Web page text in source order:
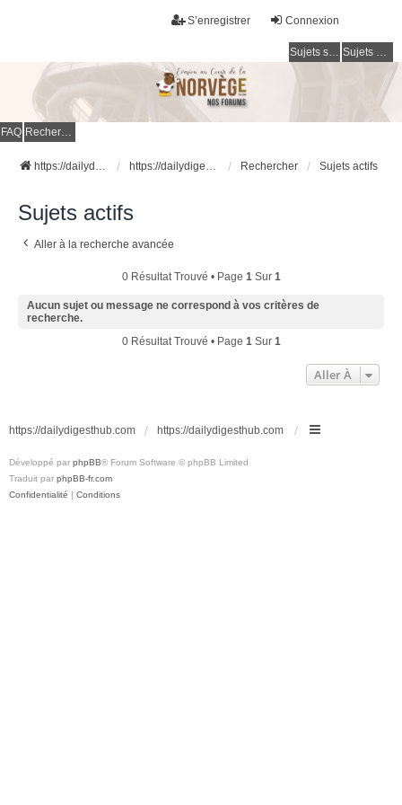
Connexion
S’enregistrer
Sujets sans réponse Sujets actifs
FAQ Rechercher
https://dailydigesthub.com https://dailydigesthub.com Rechercher Sujets actifs
Sujets actifs
Aller à la recherche avancée
0 Résultat Trouvé • Page 1Sur 1
Aucun sujet ou message ne correspond à vos critères de
recherche.
0 Résultat Trouvé • Page 1Sur 1
Aller À
https://dailydigesthub.com https://dailydigesthub.com
Développé par phpBB® Forum Software © phpBB Limited
Traduit par phpBB-fr.com
Confidentialité | Conditions